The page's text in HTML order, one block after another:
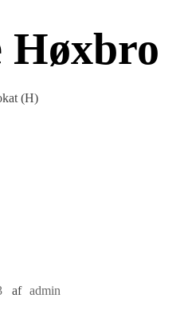
Høxbro
(H)
af admin